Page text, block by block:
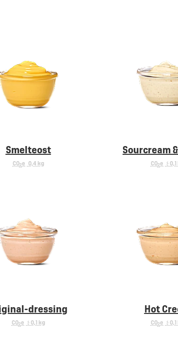
Smelteost
CO2e 0,4 kg
Sourcream
CO2e <
dressing
CO2e < 0,1 kg
Hot
CO2e <